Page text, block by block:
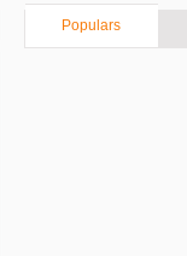
Populars